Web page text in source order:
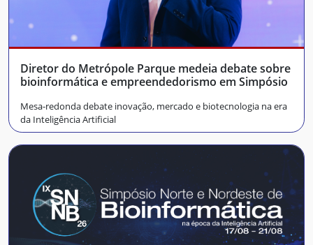
Diretor do Metrópole Parque medeia debate sobre
bioinformática e empreendedorismo em Simpósio
Mesa-redonda debate inovação, mercado e biotecnologia na era
da Inteligência Artificial